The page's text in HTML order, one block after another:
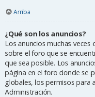
Arriba
¿Qué son los anuncios?
Los anuncios muchas
sobre el foro que se
que sea posible. Los
página en el foro donde se
globales, los permisos para
Administración.